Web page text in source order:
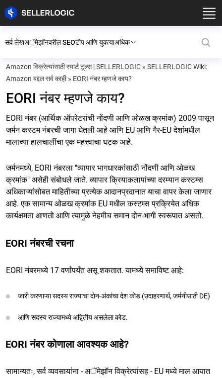
सर्व लेखअॅमेझॉनवरील SEOटीप आणि युक्त्याअधिक
Amazon विक्रेत्यांसाठी स्मार्ट टूल्स | SELLERLOGIC » SELLERLOGIC Wiki:
Amazon बद्दल सर्व काही» EORI नंबर म्हणजे काय?
EORI नंबर म्हणजे काय?
EORI नंबर (आर्थिक ऑपरेटरांची नोंदणी आणि ओळख क्रमांक) 2009 पासून
जर्मन कस्टम नंबरची जागा घेतली आहे आणि EU आणि गैर-EU देशांमधील
मालाच्या हालचालींचा एक महत्त्वाचा घटक आहे.
जर्मनमध्ये, EORI नंबरला "व्यापार भागधारकांसाठी नोंदणी आणि ओळख
क्रमांक" असेही संबोधले जाते. व्यापार क्रियाकलापांच्या दरम्यान कस्टम्स
अधिकाऱ्यांसोबत माहितीच्या प्रत्येक आदानप्रदानात याचा वापर केला जाणार
आहे. एक सामान्य ओळख क्रमांक EU मधील कस्टम्स प्रक्रियेत अधिक
कार्यक्षमता आणतो आणि त्यामुळे नेहमीच समान दोन-भागी स्वरूपात असतो.
EORI नंबरची रचना
EORI नंबरमध्ये 17 वर्णांपर्यंत असू शकतात. यामध्ये समाविष्ट आहे:
जारी करणाऱ्या सदस्य राज्याचा दोन-अंकांचा देश कोड (उदाहरणार्थ, जर्मनीसाठी DE)
आणि सदस्य राज्यामध्ये अद्वितीय असलेला कोड.
EORI नंबर कोणाला आवश्यक आहे?
सामान्यतः, सर्व व्यवसायांना - अॅमेझॉन विक्रेत्यांसह - EU मध्ये माल आयात